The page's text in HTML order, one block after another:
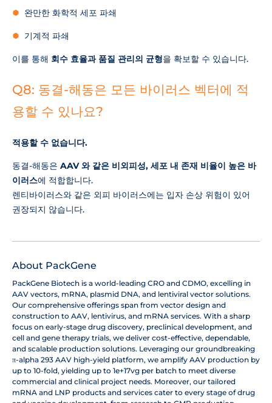
완만한 화학적 세포 파쇄
기계적 파쇄
이를 통해 회수 효율과 품질 관리의 균형을 확보할 수 있습니다.
Q8: 동결-해동은 모든 바이러스 벡터에 적
용할 수 있나요?
적용할 수 없습니다.
동결-해동은 AAV 와 같은 비외피성, 세포 내 존재 비율이 높은 바
이러스에 적합합니다.
렌티바이러스와 같은 외피 바이러스에는 입자 손상 위험이 있어
권장되지 않습니다.
About PackGene
PackGene Biotech is a world-leading CRO and CDMO, excelling in
AAV vectors, mRNA, plasmid DNA, and lentiviral vector solutions.
Our comprehensive offerings span from vector design and
construction to AAV, lentivirus, and mRNA services. With a sharp
focus on early-stage drug discovery, preclinical development, and
cell and gene therapy trials, we deliver cost-effective, dependable,
and scalable production solutions. Leveraging our groundbreaking
π-alpha 293 AAV high-yield platform, we amplify AAV production by
up to 10-fold, yielding up to 1e+17vg per batch to meet diverse
commercial and clinical project needs. Moreover, our tailored
mRNA and LNP products and services cater to every stage of drug